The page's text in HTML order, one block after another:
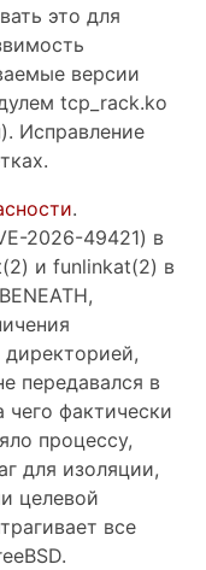
это для
версии
tcp_rack.ko
Исправление
.
2026-49421) в
и funlinkat(2) в
передавался в
фактически
процессу,
для изоляции,
целевой
все